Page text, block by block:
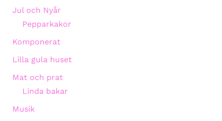
Jul och Nyår
Pepparkakor
Komponerat
Lilla gula huset
Mat och prat
Linda bakar
Musik